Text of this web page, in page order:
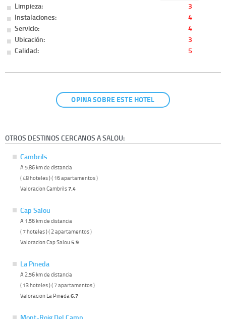
Limpieza:
3
Instalaciones:
4
Servicio:
4
Ubicación:
3
Calidad:
5
OPINA SOBRE ESTE HOTEL
OTROS DESTINOS CERCANOS A SALOU:
Cambrils
A 5.86 km de distancia
( 48 hoteles ) ( 16 apartamentos )
Valoracion Cambrils7.4
Cap Salou
A 1.56 km de distancia
( 7 hoteles ) ( 2 apartamentos )
Valoracion Cap Salou 5.9
La Pineda
A 2.56 km de distancia
( 13 hoteles ) ( 7 apartamentos )
Valoracion La Pineda6.7